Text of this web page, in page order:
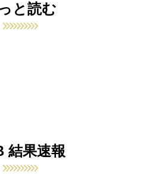
と読む
結果速報